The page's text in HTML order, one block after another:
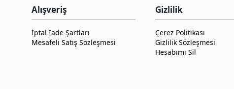
Alışveriş
İptal İade Şartları
Mesafeli Satış Sözleşmesi
Gizlilik
Çerez Politikası
Gizlilik Sözleşmesi
Hesabımı Sil